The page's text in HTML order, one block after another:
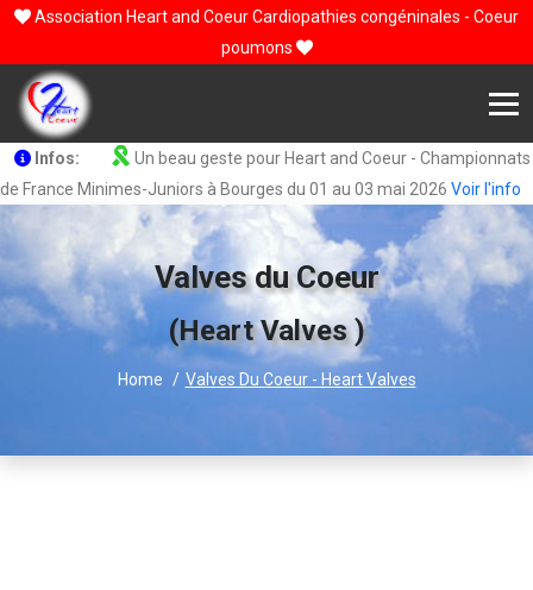
Association Heart and Coeur Cardiopathies congéninales - Coeur
poumons
Infos:
Un beau geste pour Heart and Coeur - Championnats
de France Minimes-Juniors à Bourges du 01 au 03 mai 2026 Voir l'info
Valves du Coeur
(Heart Valves )
Home Valves Du Coeur - Heart Valves